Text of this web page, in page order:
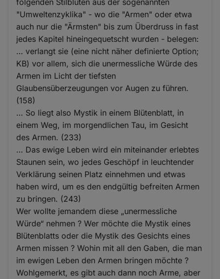
"Umweltenzyklika" - wo die "Armen" oder etwa
auch nur die "Ärmsten" bis zum Überdruss in fast
jedes Kapitel hineingequetscht wurden - belegen:
… verlangt sie (eine nicht näher definierte Option;
KB) vor allem, sich die unermessliche Würde des
Armen im Licht der tiefsten
Glaubensüberzeugungen vor Augen zu führen.
(158)
… So liegt also Mystik in einem Blütenblatt, in
einem Weg, im morgendlichen Tau, im Gesicht
des Armen. (233)
… Das ewige Leben wird ein miteinander erlebtes
Staunen sein, wo jedes Geschöpf in leuchtender
Verklärung seinen Platz einnehmen und etwas
haben wird, um es den endgültig befreiten Armen
zu bringen. (243)
Wer wollte jemandem diese „unermessliche
Würde“ nehmen ? Wer möchte die Mystik eines
Blütenblatts oder die Mystik des Gesichts eines
Armen missen ? Wohin mit all den Gaben, die man
im ewigen Leben den Armen bringen möchte ?
Wohlgemerkt, es gibt auch dann noch Arme, aber
Cookies